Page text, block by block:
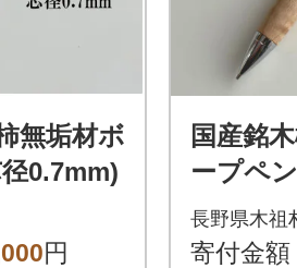
無垢材ボ
0.7mm)
円
国産銘
ープペ
芯)
長野県木祖
寄付金額